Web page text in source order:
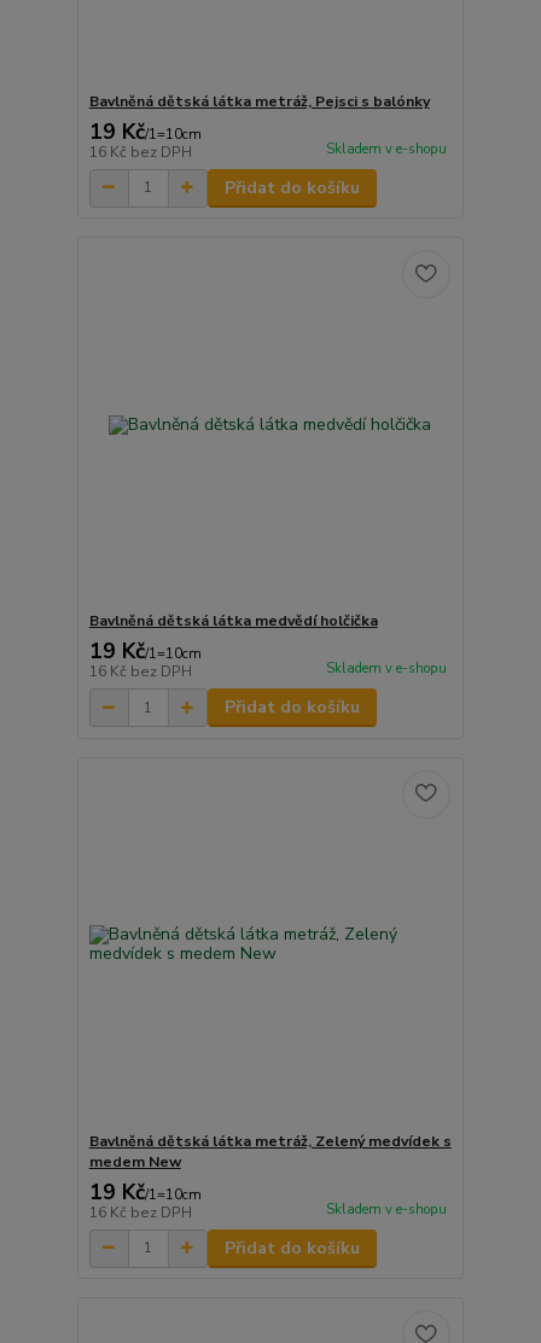
Bavlněná dětská látka metráž, Pejsci s balónky
19 Kč/1=10cm
16 Kč bez DPH Skladem v e-shopu
Přidat do košíku
Bavlněná dětská látka medvědí holčička
19 Kč/1=10cm
16 Kč bez DPH Skladem v e-shopu
Přidat do košíku
Bavlněná dětská látka metráž, Zelený medvídek s
medem New
19 Kč/1=10cm
16 Kč bez DPH Skladem v e-shopu
Přidat do košíku